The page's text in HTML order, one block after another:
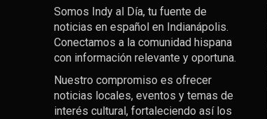
Somos Indy al Día, tu fuente de
noticias en español en Indianápolis.
Conectamos a la comunidad hispana
con información relevante y oportuna.
Nuestro compromiso es ofrecer
noticias locales, eventos y temas de
interés cultural, fortaleciendo así los